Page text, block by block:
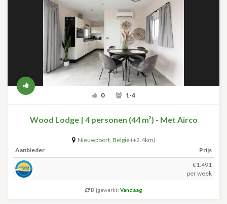
0 1-4
Wood Lodge | 4 personen (44 m²) - Met Airco
Nieuwpoort, België (+2.4km)
Aanbieder
Prijs
€1.491
per week
Bijgewerkt: Vandaag